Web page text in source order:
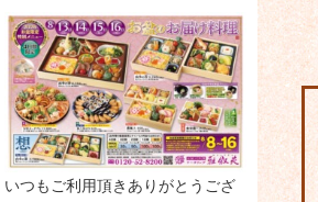
いつもご利用頂きありがとうござ